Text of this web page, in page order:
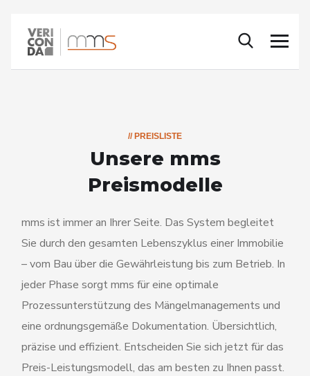
// PREISLISTE
Unsere mms
Preismodelle
mms ist immer an Ihrer Seite. Das System begleitet
Sie durch den gesamten Lebenszyklus einer Immobilie
– vom Bau über die Gewährleistung bis zum Betrieb. In
jeder Phase sorgt mms für eine optimale
Prozessunterstützung des Mängelmanagements und
eine ordnungsgemäße Dokumentation. Übersichtlich,
präzise und effizient. Entscheiden Sie sich jetzt für das
Preis-Leistungsmodell, das am besten zu Ihnen passt.